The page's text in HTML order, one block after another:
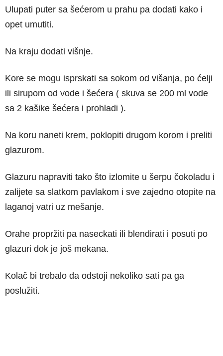
Ulupati puter sa šećerom u prahu pa dodati kako i
opet umutiti.
Na kraju dodati višnje.
Kore se mogu isprskati sa sokom od višanja, po ćelji
ili sirupom od vode i šećera ( skuva se 200 ml vode
sa 2 kašike šećera i prohladi ).
Na koru naneti krem, poklopiti drugom korom i preliti
glazurom.
Glazuru napraviti tako što izlomite u šerpu čokoladu i
zalijete sa slatkom pavlakom i sve zajedno otopite na
laganoj vatri uz mešanje.
Orahe propržiti pa naseckati ili blendirati i posuti po
glazuri dok je još mekana.
Kolač bi trebalo da odstoji nekoliko sati pa ga
poslužiti.